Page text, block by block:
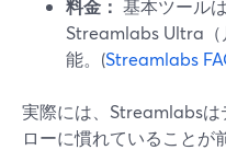
料金： 基本ツール
Streamlabs Ultra（
能。(Streamlabs
実際には、Streamlabsは
ローに慣れていることが